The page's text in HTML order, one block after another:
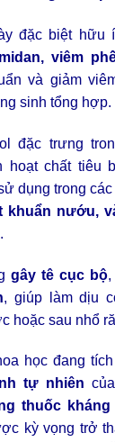
đặc biệt hữu
viêm
và giảm
sinh tổng hợp.
đặc trưng
hoạt chất tiêu
dụng trong các
khuẩn nướu,
.
gây tê cục bộ
, giúp làm dịu
hoặc sau nhổ
học đang
tự nhiên
thuốc kháng
kỳ vọng trở